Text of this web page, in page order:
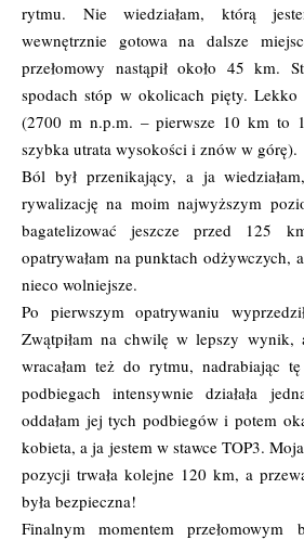
rytmu. Nie wiedziałam, którą
wewnętrznie gotowa na dalsze
przełomowy nastąpił około 45 km.
spodach stóp w okolicach pięty. Lekko
(2700 m n.p.m. – pierwsze 10 km to
szybka utrata wysokości i znów w górę).
Ból był przenikający, a ja
rywalizację na moim najwyższym
bagatelizować jeszcze przed 125
opatrywałam na punktach odżywczych,
nieco wolniejsze.
Po pierwszym opatrywaniu
Zwątpiłam na chwilę w lepszy wynik,
wracałam też do rytmu, nadrabiając
podbiegach intensywnie działała
oddałam jej tych podbiegów i potem
kobieta, a ja jestem w stawce TOP3.
pozycji trwała kolejne 120 km, a
była bezpieczna!
Finalnym momentem